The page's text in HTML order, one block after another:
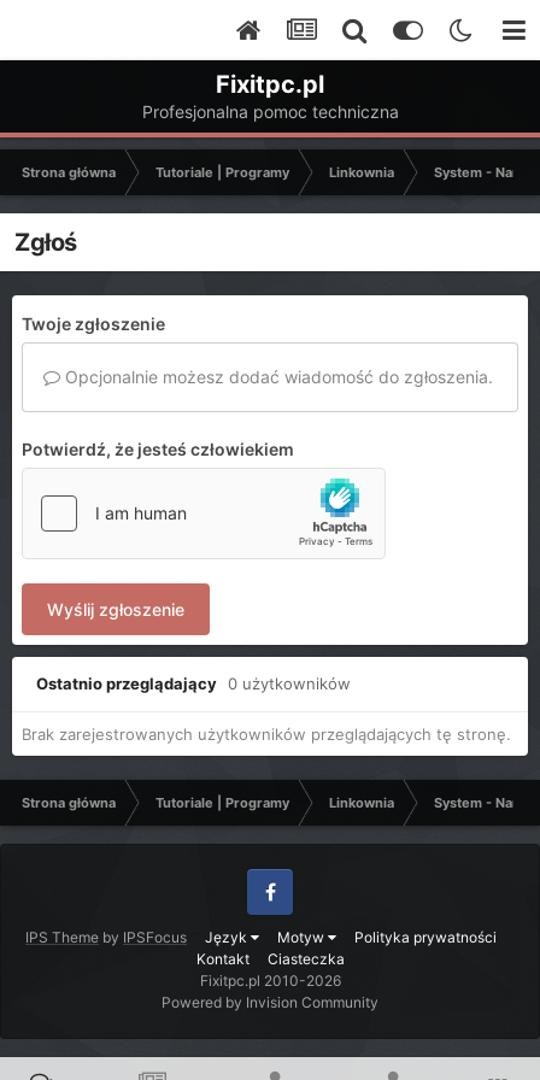
Fixitpc.pl
Profesjonalna pomoc techniczna
Strona główna Tutoriale | Programy Linkownia System -
Zgłoś
Twoje zgłoszenie
Opcjonalnie możesz dodać wiadomość do zgłoszenia.
Potwierdź, że jesteś człowiekiem
Wyślij zgłoszenie
Ostatnio przeglądający 0 użytkowników
Brak zarejestrowanych użytkowników przeglądających tę stronę.
Strona główna Tutoriale | Programy Linkownia System -
IPS Theme by IPSFocus Język Motyw
Polityka prywatności
Kontakt
Ciasteczka
Facebook
Fixitpc.pl 2010-2026
Powered by Invision Community